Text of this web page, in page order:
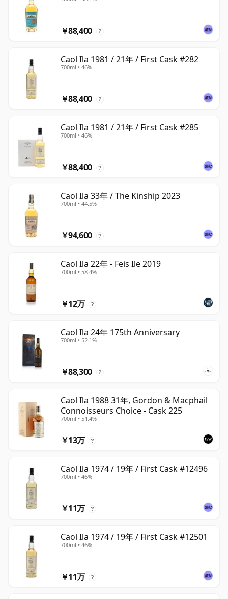
￥88,400 ?
Caol Ila 1981 / 21年 / First Cask #282
700ml • 46%
￥88,400 ?
Caol Ila 1981 / 21年 / First Cask #285
700ml • 46%
￥88,400 ?
Caol Ila 33年 / The Kinship 2023
700ml • 44.5%
￥94,600 ?
Caol Ila 22年 - Feis Ile 2019
700ml • 58.4%
￥12万 ?
Caol Ila 24年 175th Anniversary
700ml • 52.1%
￥88,300 ?
Caol Ila 1988 31年, Gordon & Macphail
Connoisseurs Choice - Cask 225
700ml • 51.4%
￥13万 ?
Caol Ila 1974 / 19年 / First Cask #12496
700ml • 46%
￥11万 ?
Caol Ila 1974 / 19年 / First Cask #12501
700ml • 46%
￥11万 ?